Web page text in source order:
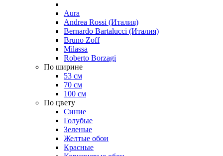
Aura
Andrea Rossi (Италия)
Bernardo Bartalucci (Италия)
Bruno Zoff
Milassa
Roberto Borzagi
По ширине
53 см
70 см
100 см
По цвету
Синие
Голубые
Зеленые
Желтые обои
Красные